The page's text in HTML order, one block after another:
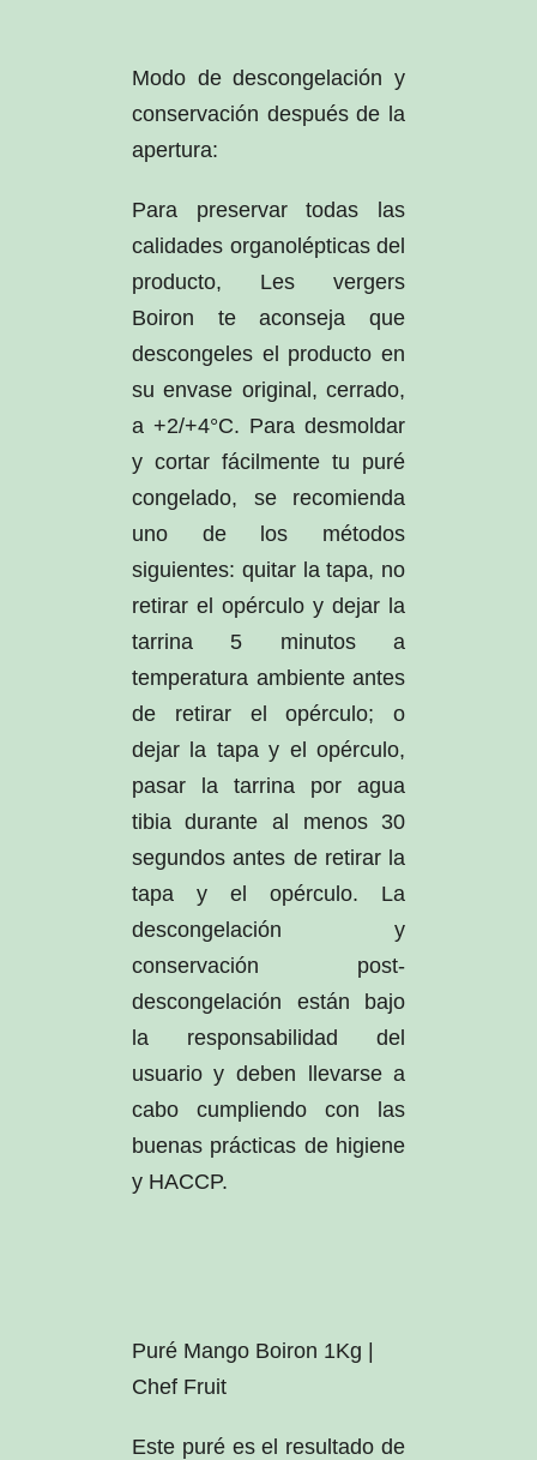
Modo de descongelación y
conservación después de la
apertura:
Para preservar todas las
calidades organolépticas del
producto, Les vergers
Boiron te aconseja que
descongeles el producto en
su envase original, cerrado,
a +2/+4°C. Para desmoldar
y cortar fácilmente tu puré
congelado, se recomienda
uno de los métodos
siguientes: quitar la tapa, no
retirar el opérculo y dejar la
tarrina 5 minutos a
temperatura ambiente antes
de retirar el opérculo; o
dejar la tapa y el opérculo,
pasar la tarrina por agua
tibia durante al menos 30
segundos antes de retirar la
tapa y el opérculo. La
descongelación y
conservación post-
descongelación están bajo
la responsabilidad del
usuario y deben llevarse a
cabo cumpliendo con las
buenas prácticas de higiene
y HACCP.
Puré Mango Boiron 1Kg |
Chef Fruit
Este puré es el resultado de